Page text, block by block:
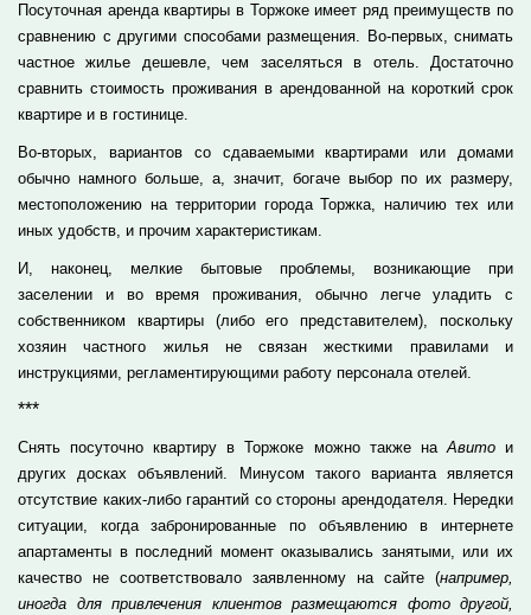
Посуточная аренда квартиры в Торжоке имеет ряд преимуществ по
сравнению с другими способами размещения. Во-первых, снимать
частное жилье дешевле, чем заселяться в отель. Достаточно
сравнить стоимость проживания в арендованной на короткий срок
квартире и в гостинице.
Во-вторых, вариантов со сдаваемыми квартирами или домами
обычно намного больше, а, значит, богаче выбор по их размеру,
местоположению на территории города Торжка, наличию тех или
иных удобств, и прочим характеристикам.
И, наконец, мелкие бытовые проблемы, возникающие при
заселении и во время проживания, обычно легче уладить с
собственником квартиры (либо его представителем), поскольку
хозяин частного жилья не связан жесткими правилами и
инструкциями, регламентирующими работу персонала отелей.
***
Снять посуточно квартиру в Торжоке можно также наАвитои
других досках объявлений. Минусом такого варианта является
отсутствие каких-либо гарантий со стороны арендодателя. Нередки
ситуации, когда забронированные по объявлению в интернете
апартаменты в последний момент оказывались занятыми, или их
качество не соответствовало заявленному на сайте (например,
иногда для привлечения клиентов размещаются фото другой,